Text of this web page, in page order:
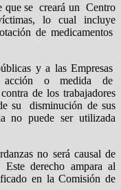
que se creará un Centro
lo cual incluye
de medicamentos
y a las Empresas
acción o medida de
de los trabajadores
su disminución de sus
no puede ser utilizada
no será causal de
Este derecho ampara al
en la Comisión de